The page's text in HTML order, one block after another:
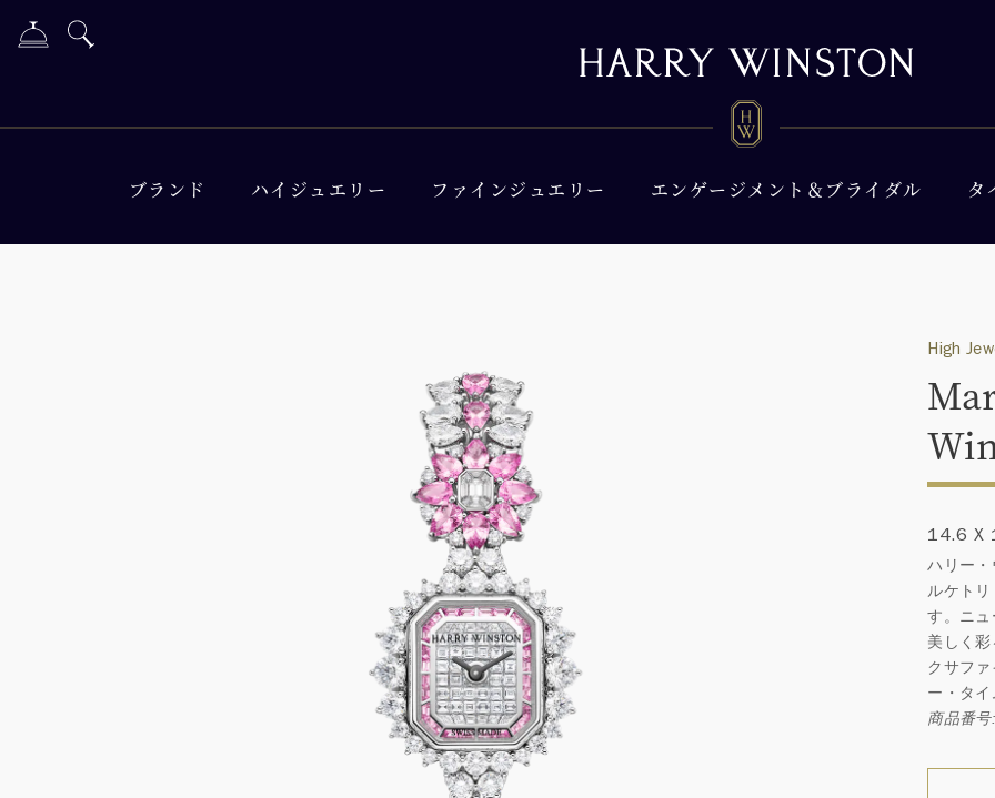
ブランド ハイジュエリー ファインジュエリー エンゲージメント＆ブライダル タ
High
14.6 X
ハリー
ルケト
す。ニ
美しく
クサフ
ー・タイ
商品番